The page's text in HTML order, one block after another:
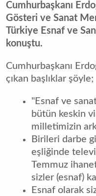
Cumhurbaşkanı
Gösteri ve Sanat
Türkiye Esnaf ve
konuştu.
Cumhurbaşkanı
çıkan başlıklar şöyle;
"Esnaf ve
bütün keskin
milletimizin
Birileri darbe
eşliğinde
Temmuz
sizler (esnaf)
Esnaf olarak